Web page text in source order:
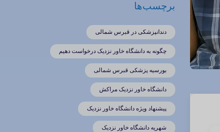
برچسب‌ها
دندانپزشکی در قبرس شمالی
چگونه به دانشگاه خاور نزدیک درخواست دهیم
بورسیه پزشکی قبرس شمالی
دانشگاه خاور نزدیک مراکش
پیشنهاد ویژه دانشگاه خاور نزدیک
شهریه دانشگاه خاور نزدیک